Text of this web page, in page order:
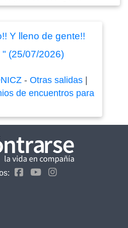
Y lleno de gente!!
(25/07/2026)
- Otras salidas|
de encuentros para